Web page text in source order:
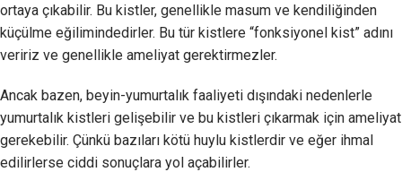
ortaya çıkabilir. Bu kistler, genellikle masum ve kendiliğinden
küçülme eğilimindedirler. Bu tür kistlere “fonksiyonel kist” adını
veririz ve genellikle ameliyat gerektirmezler.
Ancak bazen, beyin-yumurtalık faaliyeti dışındaki nedenlerle
yumurtalık kistleri gelişebilir ve bu kistleri çıkarmak için ameliyat
gerekebilir. Çünkü bazıları kötü huylu kistlerdir ve eğer ihmal
edilirlerse ciddi sonuçlara yol açabilirler.